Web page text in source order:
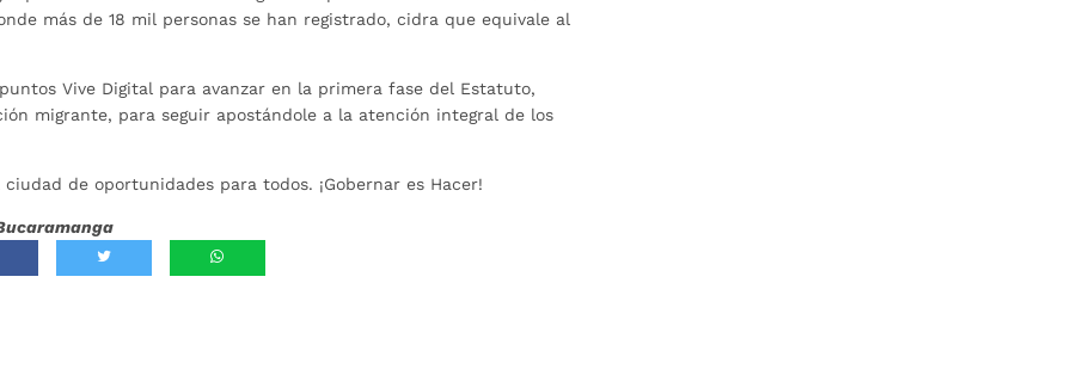
más de 18 mil personas se han registrado, cidra que equivale al
Vive Digital para avanzar en la primera fase del Estatuto,
migrante, para seguir apostándole a la atención integral de los
de oportunidades para todos. ¡Gobernar es Hacer!